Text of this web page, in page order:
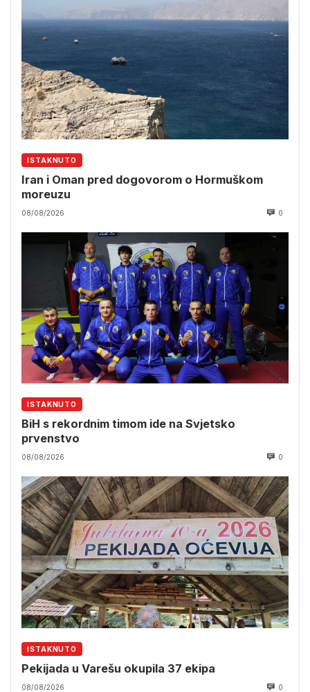
ISTAKNUTO
Iran i Oman pred dogovorom o Hormuškom
moreuzu
08/08/2026 0
ISTAKNUTO
BiH s rekordnim timom ide na Svjetsko
prvenstvo
08/08/2026 0
ISTAKNUTO
Pekijada u Varešu okupila 37 ekipa
08/08/2026 0